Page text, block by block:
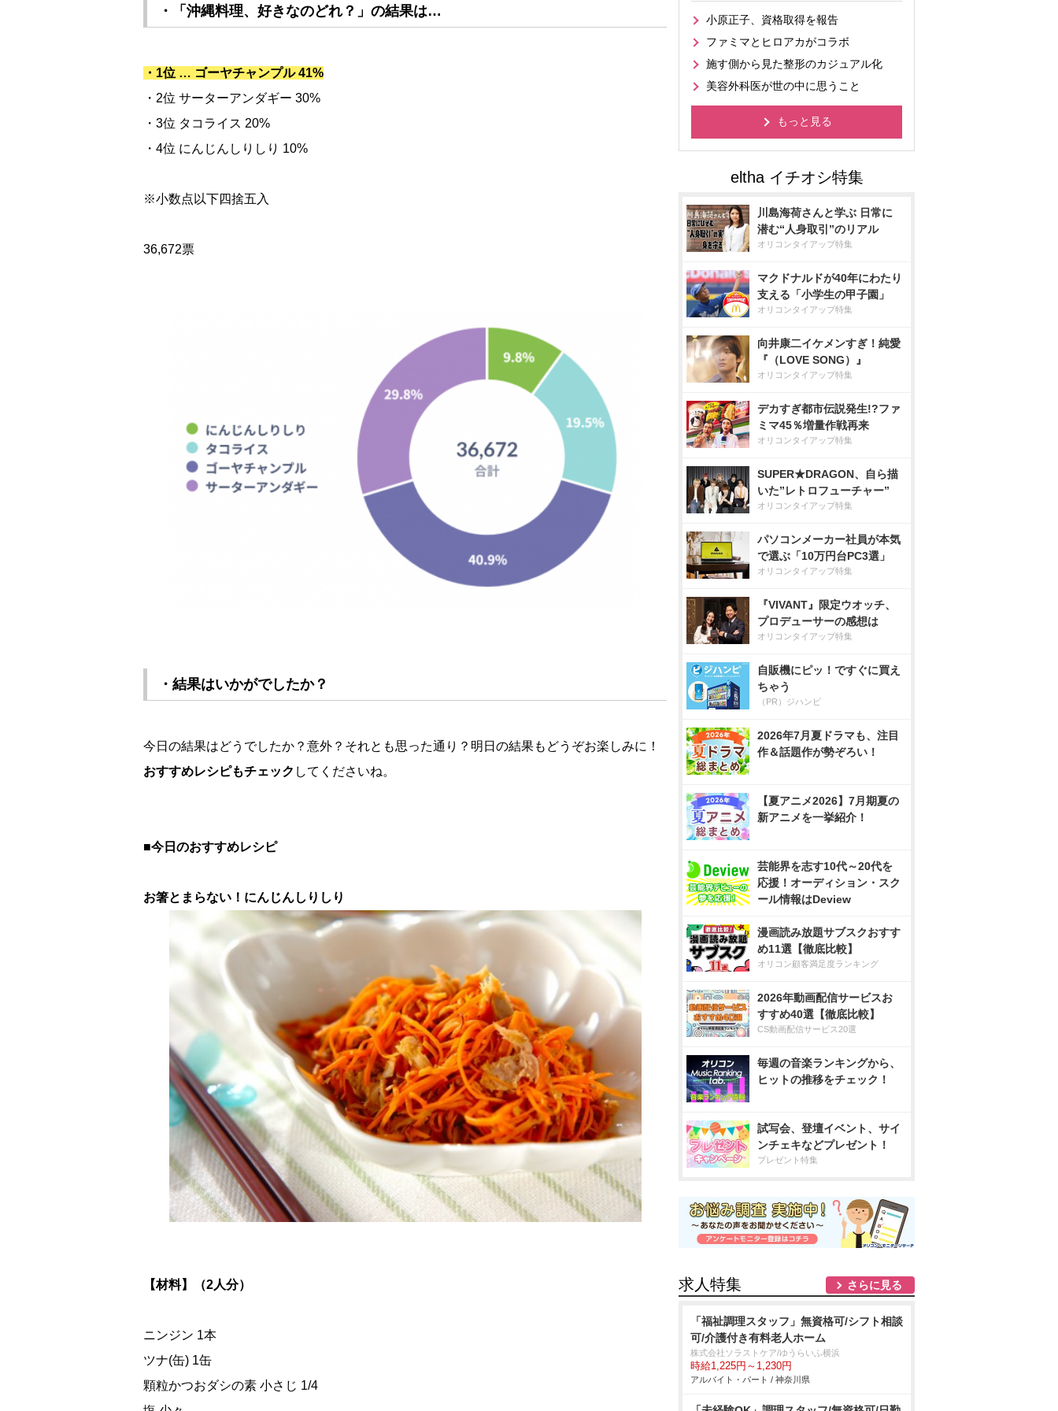
・「沖縄料理、好きなのどれ？」 の結果は…
・1位 … ゴーヤチャンプル 41%
・2位 サーターアンダギー 30%
・3位 タコライス 20%
・4位 にんじんしりしり 10%
※小数点以下四捨五入
36,672票
・結果はいかがでしたか？
今日の結果はどうでしたか？意外？それとも思った通り？明日の結果もどうぞお楽しみに！
おすすめレシピもチェック してくださいね。
■今日のおすすめレシピ
お箸とまらない！にんじんしりしり
【材料】（2人分）
ニンジン 1本
ツナ(缶) 1缶
顆粒かつおダシの素 小さじ 1/4
小原正子、資格取得を報告
ファミマとヒロアカがコラボ
施す側から見た整形のカジュアル化
美容外科医が世の中に思うこと
もっと見る
川島海荷さんと学ぶ 日常に
潜む“人身取引”のリアル
オリコンタイアップ特集
マクドナルドが40年にわたり
支える「小学生の甲子園」
オリコンタイアップ特集
向井康二イケメンすぎ！純愛
『（LOVE SONG）』
オリコンタイアップ特集
デカすぎ都市伝説発生!?ファ
ミマ45％増量作戦再来
オリコンタイアップ特集
SUPER★DRAGON、自ら描
いた”レトロフューチャー”
オリコンタイアップ特集
パソコンメーカー社員が本気
で選ぶ「10万円台PC3選」
オリコンタイアップ特集
『VIVANT』限定ウオッチ、
プロデューサーの感想は
オリコンタイアップ特集
自販機にピッ！ですぐに買え
ちゃう
（PR）ジハンピ
2026年7月夏ドラマも、注目
作＆話題作が勢ぞろい！
【夏アニメ2026】7月期夏の
新アニメを一挙紹介！
芸能界を志す10代～20代を
応援！オーディション・スク
ール情報はDeview
漫画読み放題サブスクおすす
め11選【徹底比較】
オリコン顧客満足度ランキング
2026年動画配信サービスお
すすめ40選【徹底比較】
CS動画配信サービス20選
毎週の音楽ランキングから、
ヒットの推移をチェック！
試写会、登壇イベント、サイ
ンチェキなどプレゼント！
プレゼント特集
求人特集 さらに見る
「福祉調理スタッフ」無資格可/シフト相談
可/介護付き有料老人ホーム
株式会社ソラストケア/ゆうらいふ横浜
時給1,225円～1,230円
アルバイト・パート / 神奈川県